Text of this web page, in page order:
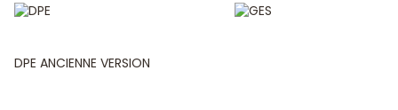
DPE ANCIENNE VERSION